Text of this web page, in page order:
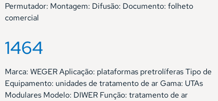
Permutador: Montagem: Difusão: Documento: folheto
comercial
1464
Marca: WEGER Aplicação: plataformas pretrolíferas Tipo de
Equipamento: unidades de tratamento de ar Gama: UTAs
Modulares Modelo: DIWER Função: tratamento de ar